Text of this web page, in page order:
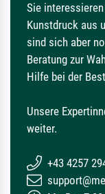
Sie
Kunstdruck aus
sind sich aber
Beratung zur
Hilfe bei der
Unsere
weiter.
+43 4257